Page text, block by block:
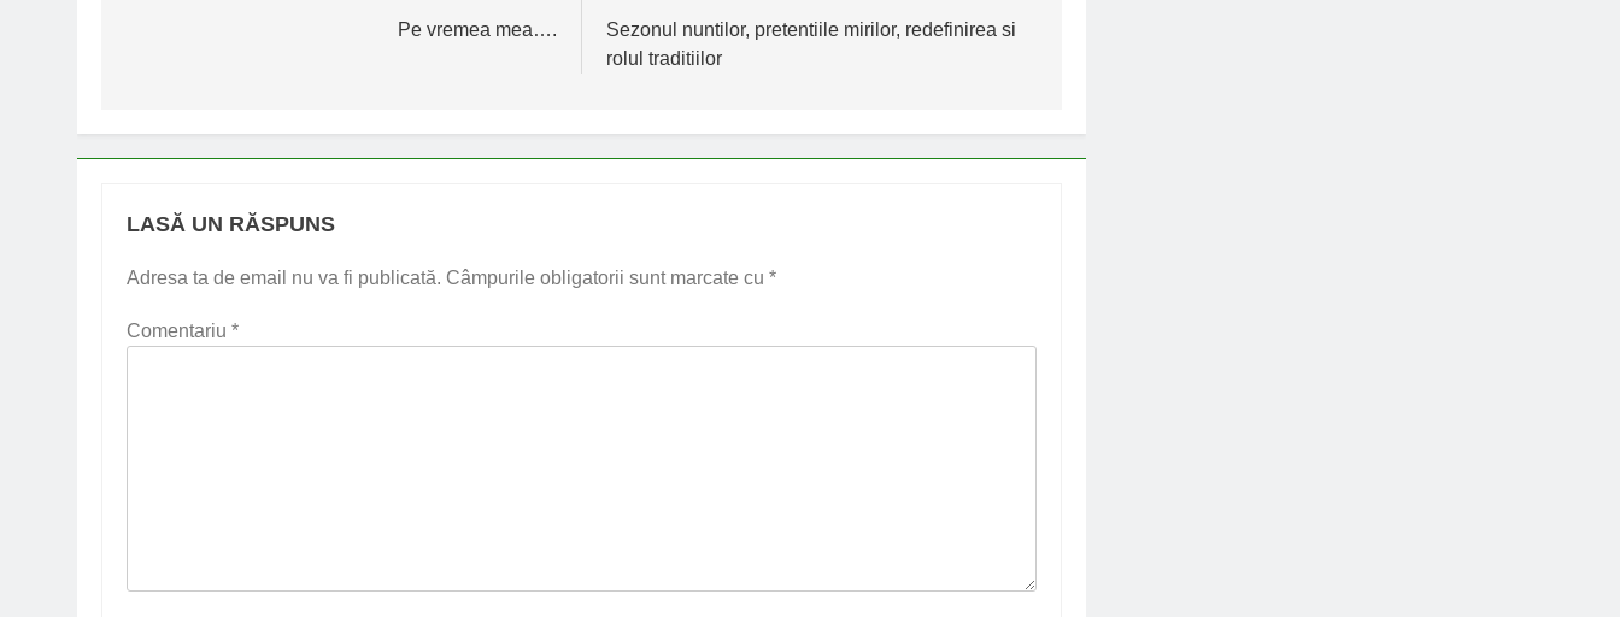
Pe vremea mea….
Sezonul nuntilor, pretentiile mirilor, redefinirea si
rolul traditiilor
LASĂ UN RĂSPUNS
Adresa ta de email nu va fi publicată. Câmpurile obligatorii sunt marcate cu *
Comentariu *